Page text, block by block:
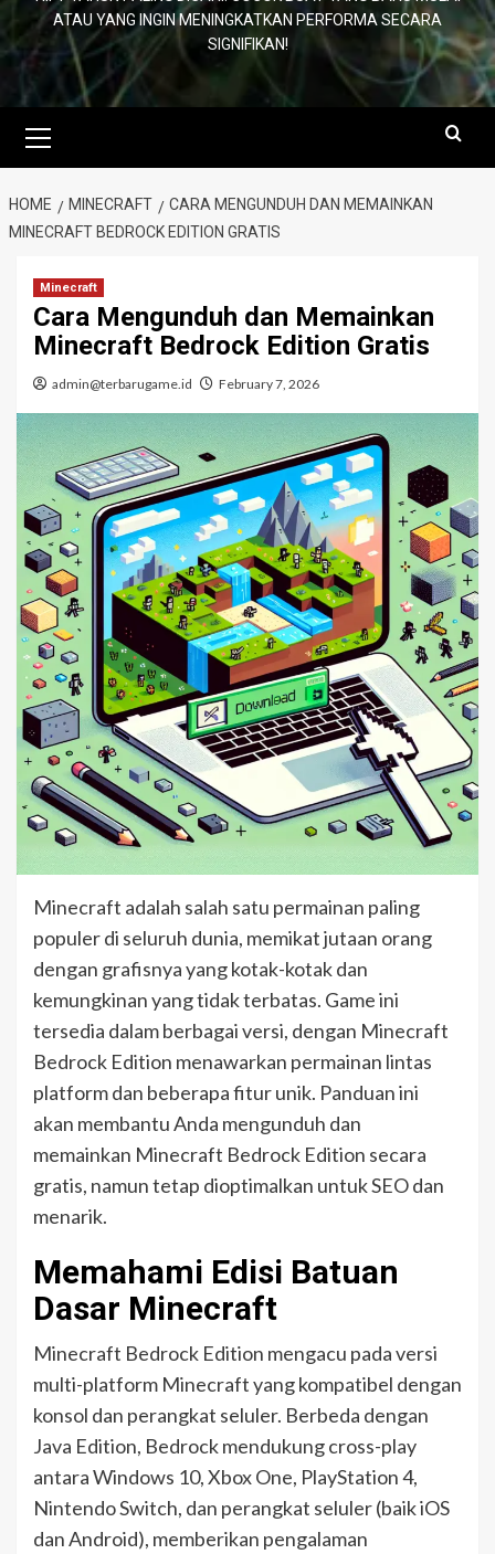
ATAU YANG INGIN MENINGKATKAN PERFORMA SECARA
SIGNIFIKAN!
Menu
HOME MINECRAFT
CARA MENGUNDUH DAN MEMAINKAN
MINECRAFT BEDROCK EDITION GRATIS
Minecraft
Cara Mengunduh dan Memainkan
Minecraft Bedrock Edition Gratis
admin@terbarugame.id February 7, 2026
Minecraft adalah salah satu permainan paling
populer di seluruh dunia, memikat jutaan orang
dengan grafisnya yang kotak-kotak dan
kemungkinan yang tidak terbatas. Game ini
tersedia dalam berbagai versi, dengan Minecraft
Bedrock Edition menawarkan permainan lintas
platform dan beberapa fitur unik. Panduan ini
akan membantu Anda mengunduh dan
memainkan Minecraft Bedrock Edition secara
gratis, namun tetap dioptimalkan untuk SEO dan
menarik.
Memahami Edisi Batuan
Dasar Minecraft
Minecraft Bedrock Edition mengacu pada versi
multi-platform Minecraft yang kompatibel dengan
konsol dan perangkat seluler. Berbeda dengan
Java Edition, Bedrock mendukung cross-play
antara Windows 10, Xbox One, PlayStation 4,
Nintendo Switch, dan perangkat seluler (baik iOS
dan Android), memberikan pengalaman